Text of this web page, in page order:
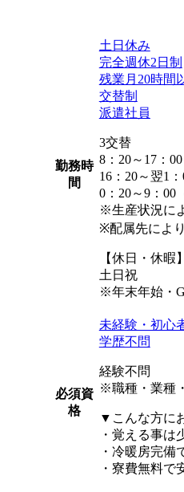
勤務時
間
土日休み
完全週休2日制
残業月20時間
交替制
派遣社員
3交替
8：20～17：
16：20～翌1：
0：20～9：00
※生産状況に
※配属先によ
【休日・休暇】
土日祝
※年末年始・
必須資
格
未経験・初心
学歴不問
経験不問
※職種・業種
▼こんな方に
・覚える事は
・冷暖房完備
・寮費無料で